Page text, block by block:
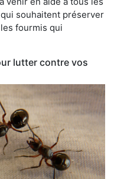
souhaitent préserver
fourmis qui
lutter contre vos